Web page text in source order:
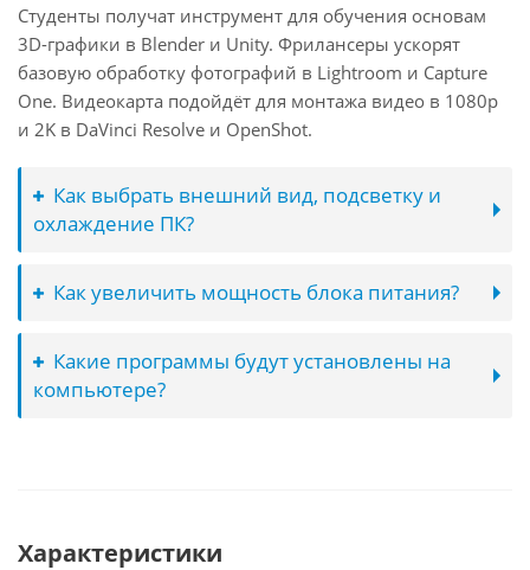
Студенты получат инструмент для обучения основам
3D-графики в Blender и Unity. Фрилансеры ускорят
базовую обработку фотографий в Lightroom и Capture
One. Видеокарта подойдёт для монтажа видео в 1080p
и 2K в DaVinci Resolve и OpenShot.
Как выбрать внешний вид, подсветку и
охлаждение ПК?
Как увеличить мощность блока питания?
Какие программы будут установлены на
компьютере?
Характеристики